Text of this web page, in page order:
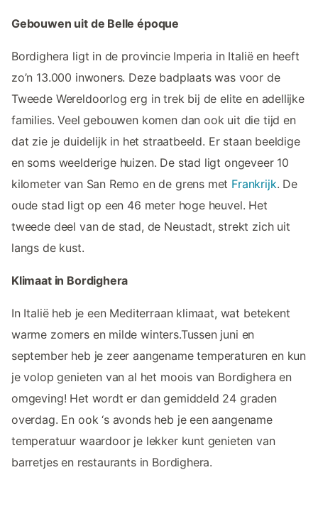
Gebouwen uit de Belle époque
Bordighera ligt in de provincie Imperia in Italië en heeft
zo’n 13.000 inwoners. Deze badplaats was voor de
Tweede Wereldoorlog erg in trek bij de elite en adellijke
families. Veel gebouwen komen dan ook uit die tijd en
dat zie je duidelijk in het straatbeeld. Er staan beeldige
en soms weelderige huizen. De stad ligt ongeveer 10
kilometer van San Remo en de grens met Frankrijk. De
oude stad ligt op een 46 meter hoge heuvel. Het
tweede deel van de stad, de Neustadt, strekt zich uit
langs de kust.
Klimaat in Bordighera
In Italië heb je een Mediterraan klimaat, wat betekent
warme zomers en milde winters.Tussen juni en
september heb je zeer aangename temperaturen en kun
je volop genieten van al het moois van Bordighera en
omgeving! Het wordt er dan gemiddeld 24 graden
overdag. En ook ‘s avonds heb je een aangename
temperatuur waardoor je lekker kunt genieten van
barretjes en restaurants in Bordighera.